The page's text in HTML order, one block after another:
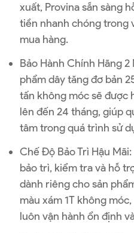
xuất, Provina sẵn sàng
tiền nhanh chóng trong
mua hàng.
Bảo Hành Chính Hãng 2
phẩm dây tăng đơ bản
tấn không móc sẽ được
lên đến 24 tháng, giúp
tâm trong quá trình sử
Chế Độ Bảo Trì Hậu Mãi
bảo trì, kiểm tra và hỗ
dành riêng cho sản
màu xám 1T không
luôn vận hành ổn định